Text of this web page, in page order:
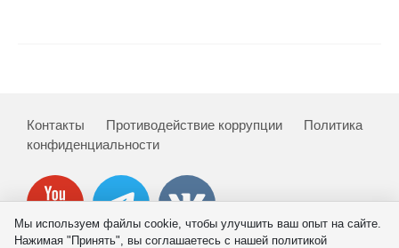
Проблемы прогнозирования
О журнале
Номера журналов
Контакты Противодействие коррупции
Политика
конфиденциальности
Мы используем файлы cookie, чтобы улучшить ваш опыт на сайте.
Нажимая "Принять", вы соглашаетесь с нашей политикой